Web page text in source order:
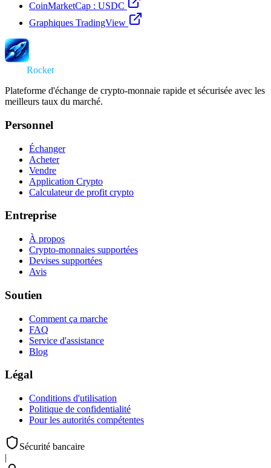
CoinMarketCap : USDC
Graphiques TradingView
Rocket
Plateforme d'échange de crypto-monnaie rapide et sécurisée avec les
meilleurs taux du marché.
Personnel
Échanger
Acheter
Vendre
Application Crypto
Calculateur de profit crypto
Entreprise
À propos
Crypto-monnaies supportées
Devises supportées
Avis
Soutien
Comment ça marche
FAQ
Service d'assistance
Blog
Légal
Conditions d'utilisation
Politique de confidentialité
Pour les autorités compétentes
Sécurité bancaire
|